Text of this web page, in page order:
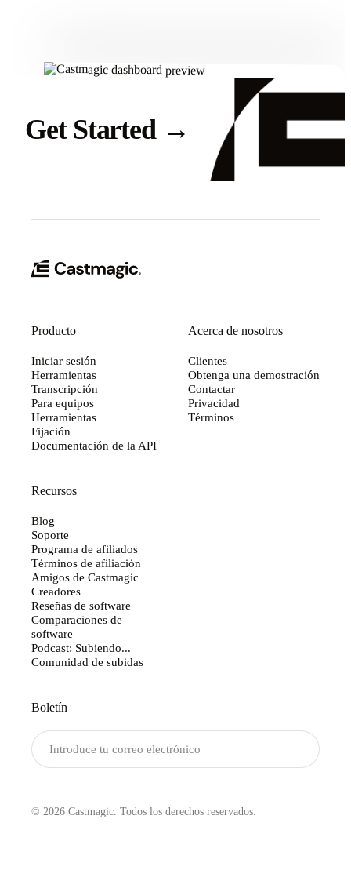
Get Started →
Producto
Iniciar sesión
Herramientas
Transcripción
Para equipos
Herramientas
Fijación
Documentación de la API
Acerca de nosotros
Clientes
Obtenga una demostración
Contactar
Privacidad
Términos
Recursos
Blog
Soporte
Programa de afiliados
Términos de afiliación
Amigos de Castmagic
Creadores
Reseñas de software
Comparaciones de
software
Podcast: Subiendo...
Comunidad de subidas
Boletín
© 2026 Castmagic. Todos los derechos reservados.